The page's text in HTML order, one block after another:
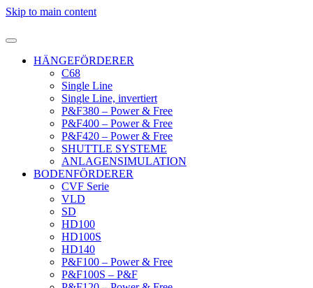
Skip to main content
HÄNGEFÖRDERER
C68
Single Line
Single Line, invertiert
P&F380 – Power & Free
P&F400 – Power & Free
P&F420 – Power & Free
SHUTTLE SYSTEME
ANLAGENSIMULATION
BODENFÖRDERER
CVF Serie
VLD
SD
HD100
HD100S
HD140
P&F100 – Power & Free
P&F100S – P&F